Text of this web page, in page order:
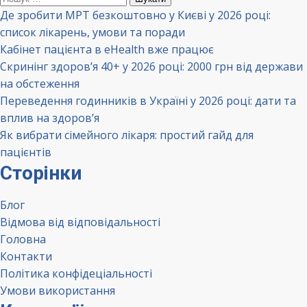
Де зробити МРТ безкоштовно у Києві у 2026 році:
список лікарень, умови та поради
Кабінет пацієнта в eHealth вже працює
Скринінг здоров’я 40+ у 2026 році: 2000 грн від держави
на обстеження
Переведення годинників в Україні у 2026 році: дати та
вплив на здоров’я
Як вибрати сімейного лікаря: простий гайд для
пацієнтів
Сторінки
Блог
Відмова від відповідальності
Головна
Контакти
Політика конфідеціальності
Умови використання